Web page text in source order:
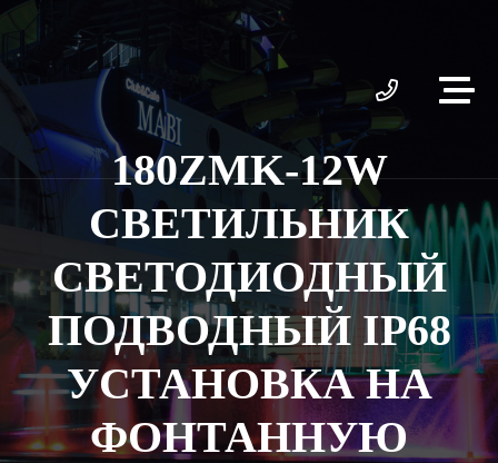
180ZMK-12W
СВЕТИЛЬНИК
СВЕТОДИОДНЫЙ
ПОДВОДНЫЙ IP68
УСТАНОВКА НА
ФОНТАННУЮ